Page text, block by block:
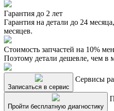
Гарантия до 2 лет
Гарантия на детали до 24
месяцев.
Стоимость запчастей на 10%
Поэтому детали дешевле, чем в
Записаться в сервис
Сервисы
Пройти бесплатную диагностику